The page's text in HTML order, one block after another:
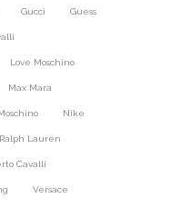
Gucci Guess
Love Moschino
Max Mara
Nike
Ralph Lauren
Cavalli
Versace